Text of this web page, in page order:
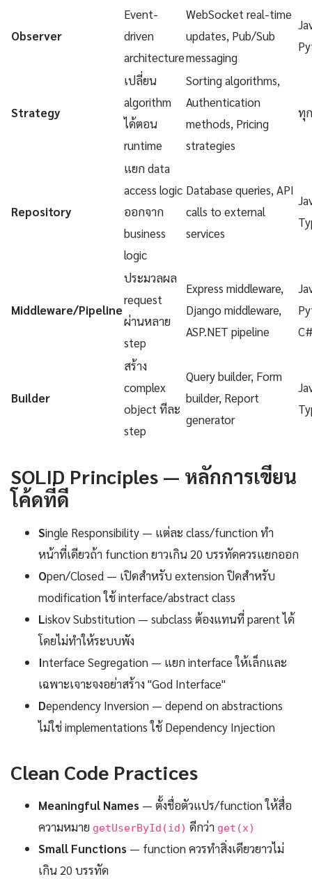
Observer
Event-
driven
architecture
WebSocket real-time
updates, Pub/Sub
messaging
Strategy
เปลี่ยน
algorithm
ได้ตอน
runtime
Sorting algorithms,
Authentication
methods, Pricing
strategies
ทุ
Repository
แยก data
access logic
ออกจาก
business
logic
Database queries, API
calls to external
services
Middleware/Pipeline
ประมวลผล
request
ผ่านหลาย
step
Express middleware,
Django middleware,
ASP.NET pipeline
Builder
สร้าง
complex
object ทีละ
step
Query builder, Form
builder, Report
generator
SOLID Principles — หลักการเขียน
โค้ดที่ดี
Single Responsibility — แต่ละ class/function ทำ
หน้าที่เดียวถ้า function ยาวเกิน 20 บรรทัดควรแยกออก
Open/Closed — เปิดสำหรับ extension ปิดสำหรับ
modification ใช้ interface/abstract class
Liskov Substitution — subclass ต้องแทนที่ parent ได้
โดยไม่ทำให้ระบบพัง
Interface Segregation — แยก interface ให้เล็กและ
เฉพาะเจาะจงอย่าสร้าง "God Interface"
Dependency Inversion — depend on abstractions
ไม่ใช่ implementations ใช้ Dependency Injection
Clean Code Practices
Meaningful Names — ตั้งชื่อตัวแปร/function ให้สื่อ
ความหมาย getUserById(id) ดีกว่า get(x)
Small Functions — function ควรทำสิ่งเดียวยาวไม่
เกิน 20 บรรทัด